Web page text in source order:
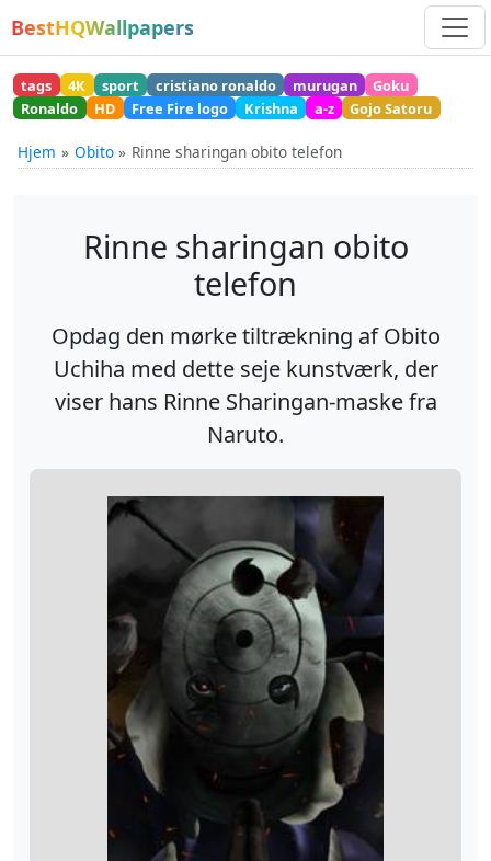
BestHQWallpapers
tags 4K sport cristiano ronaldo murugan
Goku
Ronaldo
HD Free Fire logo Krishna a-z Gojo Satoru
Hjem Obito Rinne sharingan obito telefon
Rinne sharingan obito
telefon
Opdag den mørke tiltrækning af Obito
Uchiha med dette seje kunstværk, der
viser hans Rinne Sharingan-maske fra
Naruto.